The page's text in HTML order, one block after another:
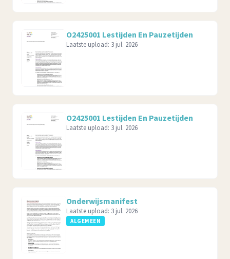
O2425001 Lestijden En Pauzetijden
Laatste upload: 3 jul. 2026
O2425001 Lestijden En Pauzetijden
Laatste upload: 3 jul. 2026
Onderwijsmanifest
Laatste upload: 3 jul. 2026
ALGEMEEN